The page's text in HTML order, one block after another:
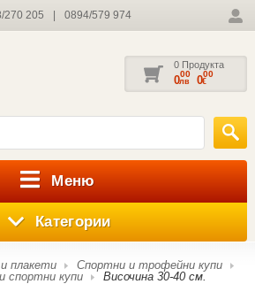
270 205 0894/579 974
0 Продукта
000
лв 000
€
Меню
Категории
плакети
Спортни и трофейни купи
спортни купи Височина 30-40 см.